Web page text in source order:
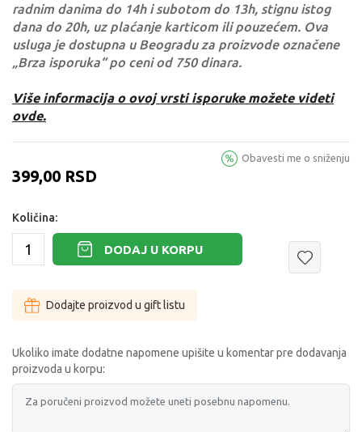
radnim danima do 14h i subotom do 13h, stignu istog
dana do 20h, uz plaćanje karticom ili pouzećem. Ova
usluga je dostupna u Beogradu za proizvode označene
„Brza isporuka“ po ceni od 750 dinara.
Više informacija o ovoj vrsti isporuke možete videti
ovde.
399,00 RSD
Obavesti me o sniženju
Količina:
DODAJ U KORPU
Dodajte proizvod u gift listu
Ukoliko imate dodatne napomene upišite u komentar pre dodavanja
proizvoda u korpu: